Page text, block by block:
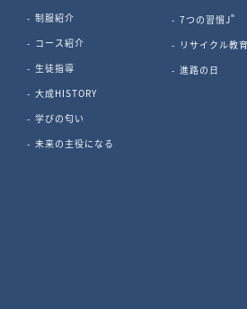
制服紹介
コース紹介
生徒指導
大成HISTORY
学びの匂い
未来の主役になる
7つの習慣J®
リサイクル教育
進路の日